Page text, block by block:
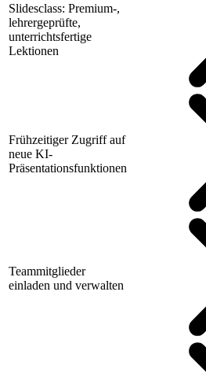
Slidesclass: Premium-,
lehrergeprüfte,
unterrichtsfertige
Lektionen
Frühzeitiger Zugriff auf
neue KI-
Präsentationsfunktionen
Teammitglieder
einladen und verwalten